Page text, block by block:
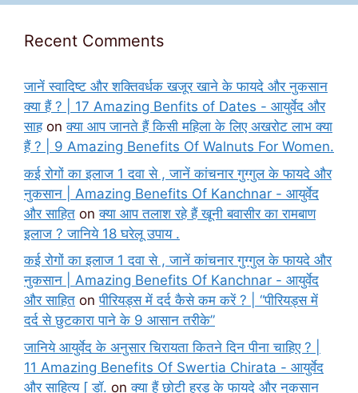
Recent Comments
जानें स्वादिष्ट और शक्तिवर्धक खजूर खाने के फायदे और नुकसान
क्या हैं ? | 17 Amazing Benfits of Dates - आयुर्वेद और
साहonक्या आप जानते हैं किसी महिला के लिए अखरोट लाभ क्या
हैं ? | 9 Amazing Benefits Of Walnuts For Women.
कई रोगों का इलाज 1 दवा से , जानें कांचनार गुग्गुल के फायदे और
नुकसान | Amazing Benefits Of Kanchnar - आयुर्वेद
और साहित onक्या आप तलाश रहे हैं खूनी बवासीर का रामबाण
इलाज ? जानिये 18 घरेलू उपाय .
कई रोगों का इलाज 1 दवा से , जानें कांचनार गुग्गुल के फायदे और
नुकसान | Amazing Benefits Of Kanchnar - आयुर्वेद
और साहित onपीरियड्स में दर्द कैसे कम करें ? | “पीरियड्स में
दर्द से छुटकारा पाने के 9 आसान तरीके”
जानिये आयुर्वेद के अनुसार चिरायता कितने दिन पीना चाहिए ? |
11 Amazing Benefits Of Swertia Chirata - आयुर्वेद
और साहित्य [ डॉ. onक्या हैं छोटी हरड़ के फायदे और नुकसान